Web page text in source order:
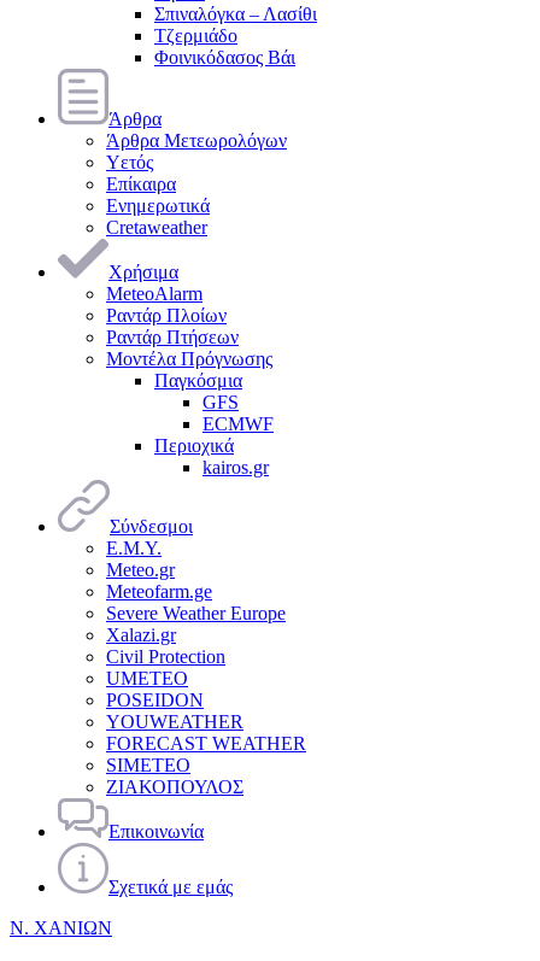
Σπιναλόγκα – Λασίθι
Τζερμιάδο
Φοινικόδασος Βάι
Άρθρα
Άρθρα Μετεωρολόγων
Υετός
Επίκαιρα
Ενημερωτικά
Cretaweather
Χρήσιμα
MeteoAlarm
Ραντάρ Πλοίων
Ραντάρ Πτήσεων
Μοντέλα Πρόγνωσης
Παγκόσμια
GFS
ECMWF
Περιοχικά
kairos.gr
Σύνδεσμοι
Ε.Μ.Υ.
Meteo.gr
Meteofarm.ge
Severe Weather Europe
Xalazi.gr
Civil Protection
UMETEO
POSEIDON
YOUWEATHER
FORECAST WEATHER
SIMETEO
ΖΙΑΚΟΠΟΥΛΟΣ
Επικοινωνία
Σχετικά με εμάς
Ν. ΧΑΝΙΩΝ